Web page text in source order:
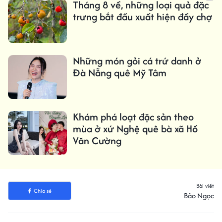
Tháng 8 về, những loại quả đặc
trưng bắt đầu xuất hiện đầy chợ
Những món gỏi cá trứ danh ở
Đà Nẵng quê Mỹ Tâm
Khám phá loạt đặc sản theo
mùa ở xứ Nghệ quê bà xã Hồ
Văn Cường
Chia sẻ
Bài viết
Bảo Ngọc